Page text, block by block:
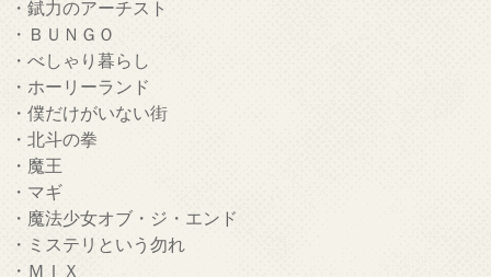
・錻力のアーチスト
・ＢＵＮＧＯ
・べしゃり暮らし
・ホーリーランド
・僕だけがいない街
・北斗の拳
・魔王
・マギ
・魔法少女オブ・ジ・エンド
・ミステリという勿れ
・ＭＩＸ